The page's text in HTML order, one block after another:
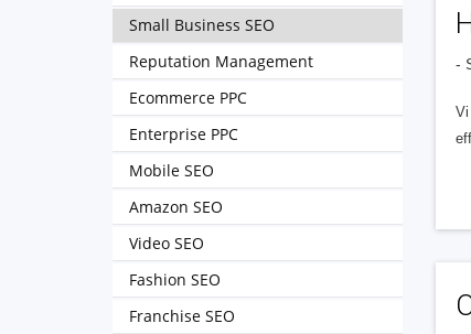
-
Vi
Small Business SEO
Reputation Management
Ecommerce PPC
Enterprise PPC
Mobile SEO
Amazon SEO
Video SEO
Fashion SEO
Franchise SEO